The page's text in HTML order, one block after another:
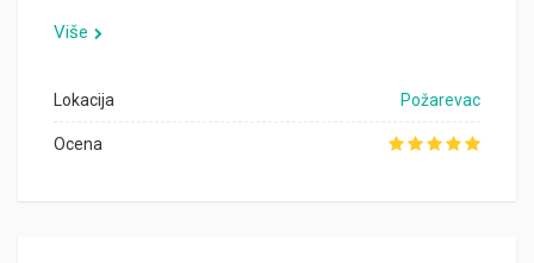
Više
Lokacija Požarevac
Ocena